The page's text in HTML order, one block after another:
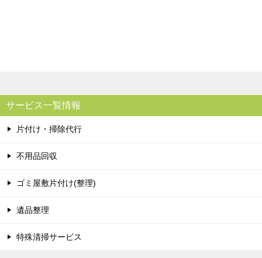
サービス一覧情報
片付け・掃除代行
不用品回収
ゴミ屋敷片付け(整理)
遺品整理
特殊清掃サービス